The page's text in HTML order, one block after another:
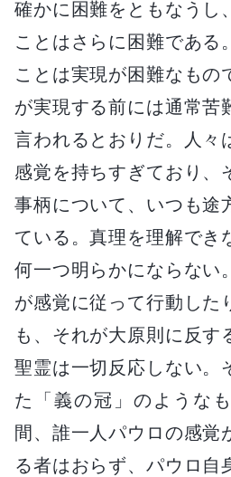
確かに困難をともなうし
ことはさらに困難である
ことは実現が困難なもの
が実現する前には通常苦
言われるとおりだ。人々
感覚を持ちすぎており、
事柄について、いつも途
ている。真理を理解でき
何一つ明らかにならない
が感覚に従って行動した
も、それが大原則に反す
聖霊は一切反応しない。
た「義の冠」のような
間、誰一人パウロの感覚
る者はおらず、パウロ自